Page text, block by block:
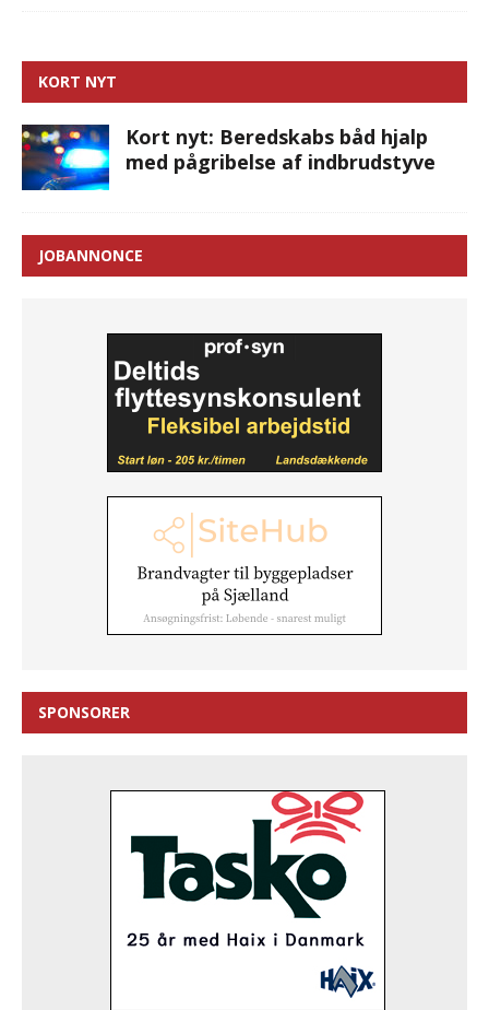
KORT NYT
Kort nyt: Beredskabs båd hjalp
med pågribelse af indbrudstyve
JOBANNONCE
SPONSORER